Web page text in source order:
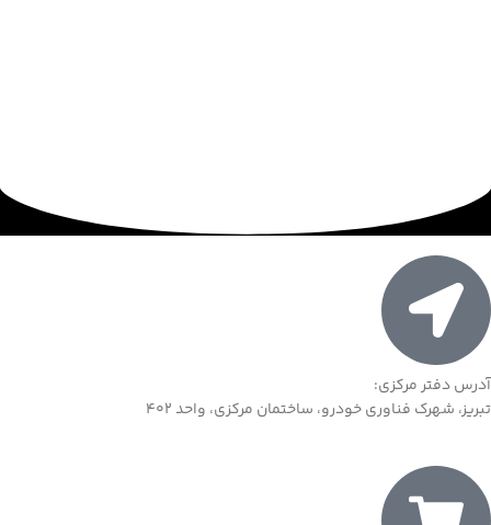
آدرس دفتر مرکزی:
تبریز، شهرک فناوری خودرو، ساختمان مرکزی، واحد 402